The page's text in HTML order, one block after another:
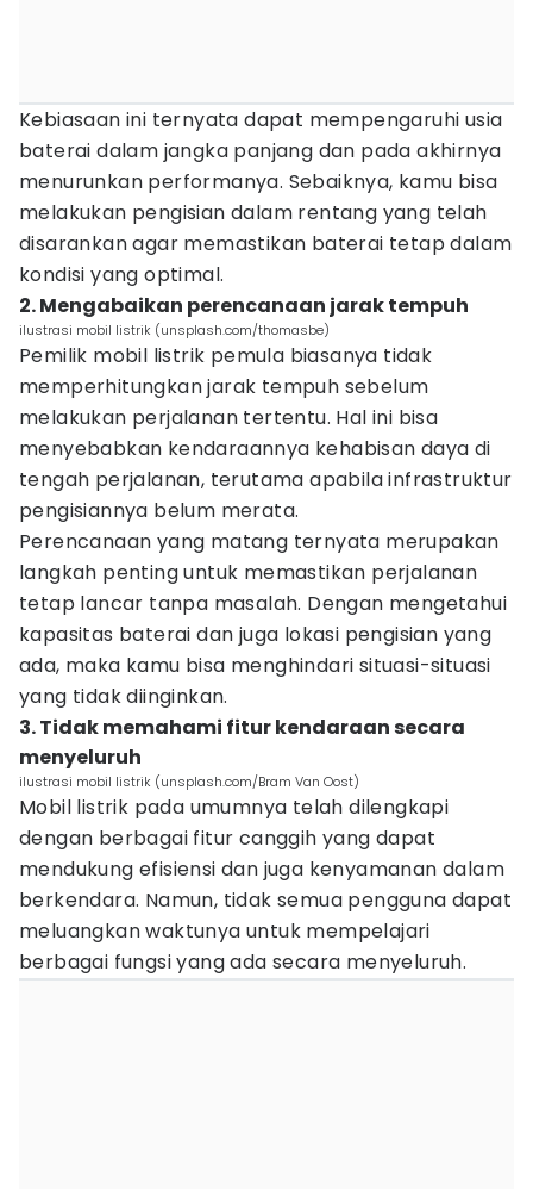
Kebiasaan ini ternyata dapat mempengaruhi usia
baterai dalam jangka panjang dan pada akhirnya
menurunkan performanya. Sebaiknya, kamu bisa
melakukan pengisian dalam rentang yang telah
disarankan agar memastikan baterai tetap dalam
kondisi yang optimal.
2. Mengabaikan perencanaan jarak tempuh
ilustrasi mobil listrik (unsplash.com/thomasbe)
Pemilik mobil listrik pemula biasanya tidak
memperhitungkan jarak tempuh sebelum
melakukan perjalanan tertentu. Hal ini bisa
menyebabkan kendaraannya kehabisan daya di
tengah perjalanan, terutama apabila infrastruktur
pengisiannya belum merata.
Perencanaan yang matang ternyata merupakan
langkah penting untuk memastikan perjalanan
tetap lancar tanpa masalah. Dengan mengetahui
kapasitas baterai dan juga lokasi pengisian yang
ada, maka kamu bisa menghindari situasi-situasi
yang tidak diinginkan.
3. Tidak memahami fitur kendaraan secara
menyeluruh
ilustrasi mobil listrik (unsplash.com/Bram Van Oost)
Mobil listrik pada umumnya telah dilengkapi
dengan berbagai fitur canggih yang dapat
mendukung efisiensi dan juga kenyamanan dalam
berkendara. Namun, tidak semua pengguna dapat
meluangkan waktunya untuk mempelajari
berbagai fungsi yang ada secara menyeluruh.